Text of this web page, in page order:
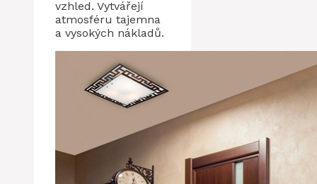
vzhled. Vytvářejí
atmosféru tajemna
a vysokých nákladů.